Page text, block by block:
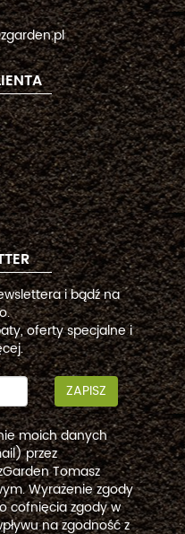
i bądź na
oferty specjalne i
ZAPISZ
moich danych
przez
Tomasz
Wyrażenie zgody
cofnięcia zgody w
na zgodność z